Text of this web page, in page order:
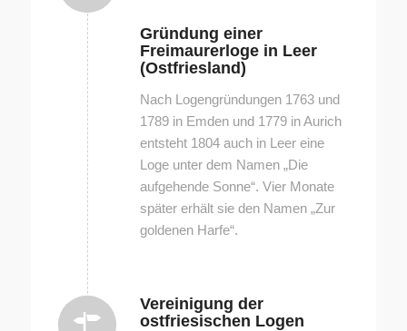
Gründung einer
Freimaurerloge in Leer
(Ostfriesland)
Nach Logengründungen 1763 und
1789 in Emden und 1779 in Aurich
entsteht 1804 auch in Leer eine
Loge unter dem Namen „Die
aufgehende Sonne“. Vier Monate
später erhält sie den Namen „Zur
goldenen Harfe“.
Vereinigung der
ostfriesischen Logen